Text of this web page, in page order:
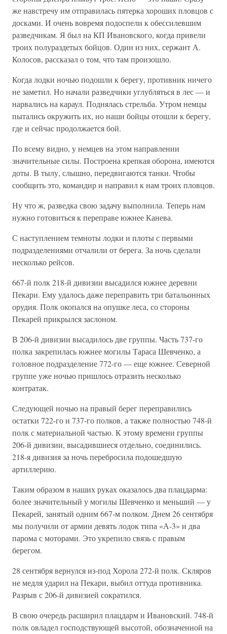
же навстречу им отправилась пятерка хороших пловцов с
досками. И очень вовремя подоспели к обессилевшим
разведчикам. Я был на КП Ивановского, когда привели
троих полураздетых бойцов. Один из них, сержант А.
Колосов, рассказал о том, что там произошло.
Когда лодки ночью подошли к берегу, противник ничего
не заметил. Но начали разведчики углубляться в лес — и
нарвались на караул. Поднялась стрельба. Утром немцы
пытались окружить их, но наши бойцы отошли к берегу,
где и сейчас продолжается бой.
По всему видно, у немцев на этом направлении
значительные силы. Построена крепкая оборона, имеются
доты. В тылу, слышно, передвигаются танки. Чтобы
сообщить это, командир и направил к нам троих пловцов.
Ну что ж, разведка свою задачу выполнила. Теперь нам
нужно готовиться к переправе южнее Канева.
С наступлением темноты лодки и плоты с первыми
подразделениями отчалили от берега. За ночь сделали
несколько рейсов.
667-й полк 218-й дивизии высадился южнее деревни
Пекари. Ему удалось даже переправить три батальонных
орудия. Полк окопался на опушке леса, со стороны
Пекарей прикрылся заслоном.
В 206-й дивизии высадилось две группы. Часть 737-го
полка закрепилась южнее могилы Тараса Шевченко, а
головное подразделение 772-го — еще южнее. Северной
группе уже ночью пришлось отразить несколько
контратак.
Следующей ночью на правый берег переправились
остатки 722-го и 737-го полков, а также полностью 748-й
полк с материальной частью. К этому времени группы
206-й дивизии, высадившиеся отдельно, соединились.
218-я дивизия за ночь перебросила подошедшую
артиллерию.
Таким образом в наших руках оказалось два плацдарма:
более значительный у могилы Шевченко и меньший — у
Пекарей, занятый одним 667-м полком. Днем 26 сентября
мы получили от армии девять лодок типа «А-3» и два
парома с моторами. Это укрепило связь с правым
берегом.
28 сентября вернулся из-под Хорола 272-й полк. Скляров
не медля ударил на Пекари, выбил оттуда противника.
Разрыв с 206-й дивизией сократился.
В свою очередь расширил плацдарм и Ивановский. 748-й
полк овладел господствующей высотой, обозначенной на